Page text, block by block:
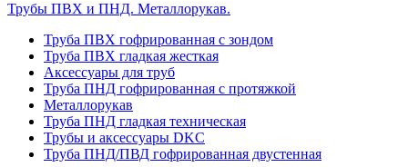
Трубы ПВХ и ПНД. Металлорукав.
Труба ПВХ гофрированная с зондом
Труба ПВХ гладкая жесткая
Аксессуары для труб
Труба ПНД гофрированная с протяжкой
Металлорукав
Труба ПНД гладкая техническая
Трубы и аксессуары DKC
Труба ПНД/ПВД гофрированная двустенная